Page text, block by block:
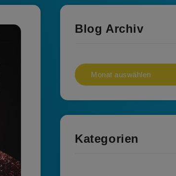
Blog Archiv
Monat auswählen
Kategorien